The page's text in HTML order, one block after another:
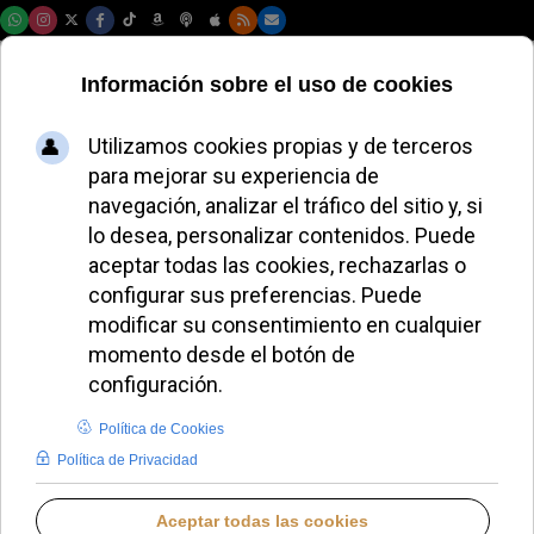
El Opus Dei se une
al Papa en un
llamamiento global
por la paz
JAVIER RUIZ ARREGUI IGLESIA HOY